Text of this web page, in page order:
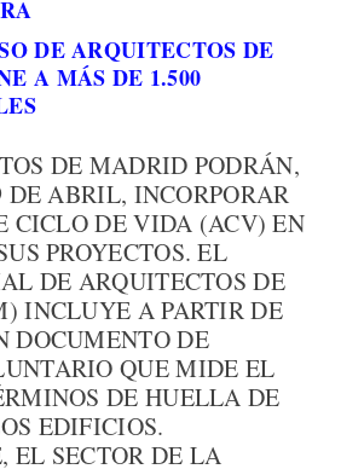
DE ARQUITECTOS DE
A MÁS DE 1.500
DE MADRID PODRÁN,
ABRIL, INCORPORAR
CICLO DE VIDA (ACV) EN
PROYECTOS. EL
DE ARQUITECTOS DE
INCLUYE A PARTIR DE
DOCUMENTO DE
QUE MIDE EL
DE HUELLA DE
EDIFICIOS.
EL SECTOR DE LA